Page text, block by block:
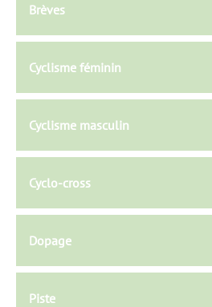
Brèves
Cyclisme féminin
Cyclisme masculin
Cyclo-cross
Dopage
Piste